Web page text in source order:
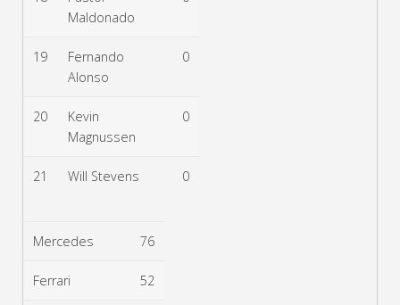
Maldonado
19
Fernando
Alonso
0
20
Kevin
Magnussen
0
21 Will Stevens 0
Mercedes 76
Ferrari 52